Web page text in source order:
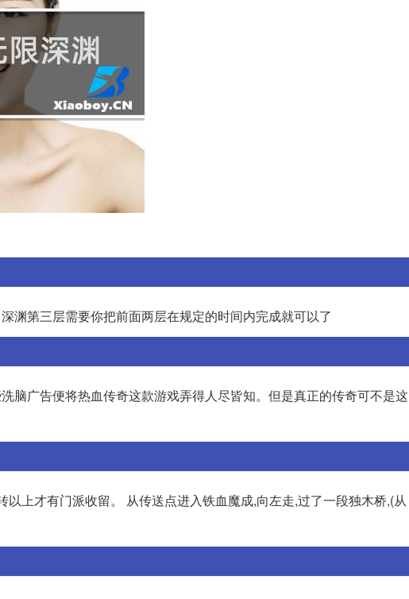
渊第三层需要你把前面两层在规定的时间内完成就可以了
脑广告便将热血传奇这款游戏弄得人尽皆知。但是真正的传奇可不是这
上才有门派收留。 从传送点进入铁血魔成,向左走,过了一段独木桥,(从